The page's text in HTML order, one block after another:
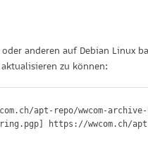
anderen auf Debian Linux
zu können:
apt-repo/wwcom-
https://wwcom.ch/